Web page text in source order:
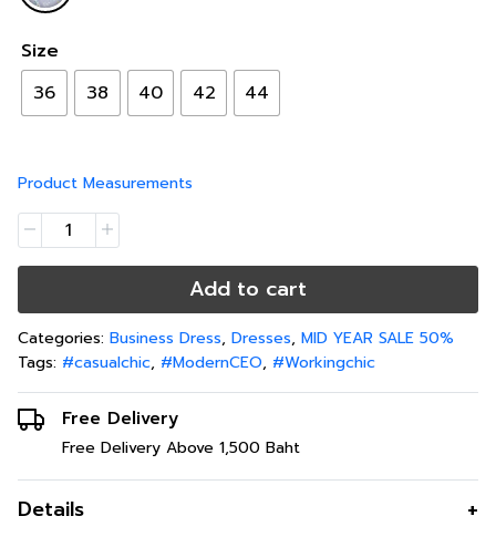
Size
36
38 40 42 44
Product Measurements
Add to cart
Categories: Business Dress, Dresses, MID YEAR SALE 50%
Tags: #casualchic, #ModernCEO, #Workingchic
Free Delivery
Free Delivery Above 1,500 Baht
Details